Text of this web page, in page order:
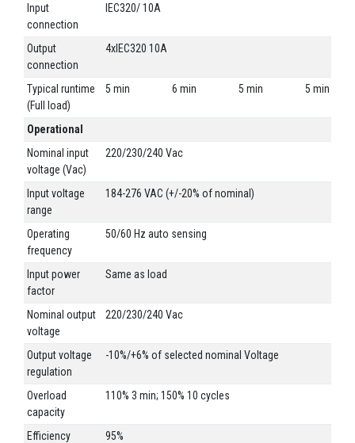
Input
connection
IEC320/ 10A
Output
connection
4xIEC320 10A
Typical runtime
(Full load)
5 min 6 min 5 min 5 min
Operational
Nominal input
voltage (Vac)
220/230/240 Vac
Input voltage
range
184-276 VAC (+/-20% of nominal)
Operating
frequency
50/60 Hz auto sensing
Input power
factor
Same as load
Nominal output
voltage
220/230/240 Vac
Output voltage
regulation
-10%/+6% of selected nominal Voltage
Overload
capacity
110% 3 min; 150% 10 cycles
Efficiency
95%